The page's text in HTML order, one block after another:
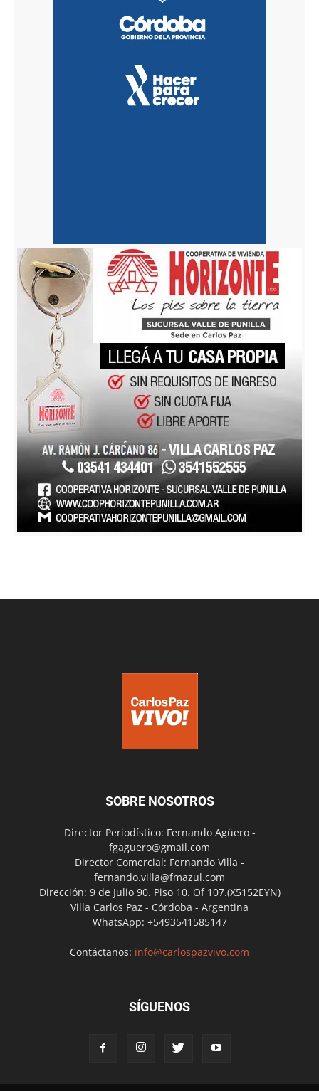
SOBRE NOSOTROS
Director Periodístico: Fernando Agüero -
fgaguero@gmail.com
Director Comercial: Fernando Villa -
fernando.villa@fmazul.com
Dirección: 9 de Julio 90. Piso 10. Of 107.(X5152EYN)
Villa Carlos Paz - Córdoba - Argentina
WhatsApp: +5493541585147
Contáctanos: info@carlospazvivo.com
SÍGUENOS